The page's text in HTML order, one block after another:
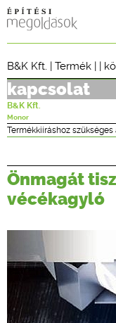
B&K Kft. | Termék | |
kapcsolat
B&K Kft.
Monor
Termékkiíráshoz szükséges
Önmagát
vécékagyló